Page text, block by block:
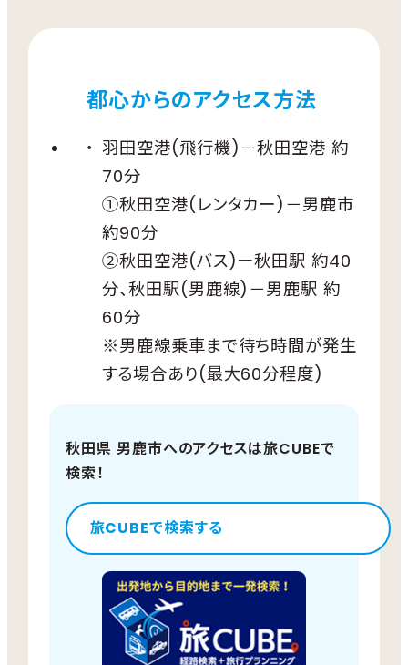
都心からのアクセス方法
羽田空港(飛行機)－秋田空港 約
70分
①秋田空港(レンタカー)－男鹿市
約90分
②秋田空港(バス)ー秋田駅 約40
分、秋田駅(男鹿線)－男鹿駅 約
60分
※男鹿線乗車まで待ち時間が発生
する場合あり(最大60分程度)
秋田県 男鹿市へのアクセスは旅CUBEで
検索！
旅CUBEで検索する